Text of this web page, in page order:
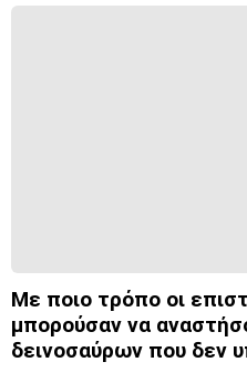
Με ποιο τρόπο οι
μπορούσαν να
δεινοσαύρων που δεν